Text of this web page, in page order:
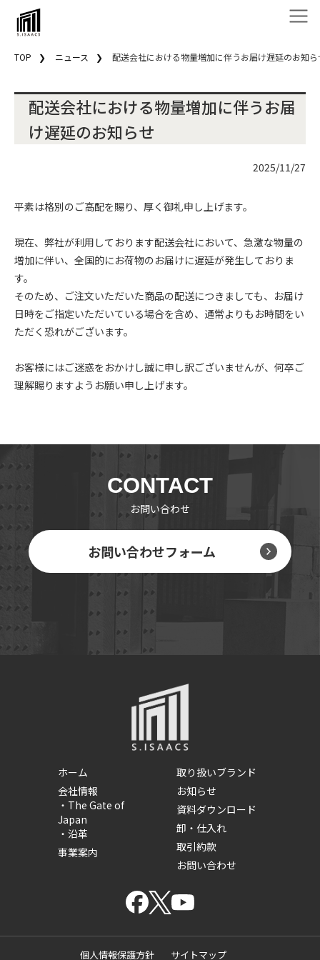
TOP ニュース 配送会社における物量増加に伴うお届け遅延のお知ら
配送会社における物量増加に伴うお届
け遅延のお知らせ
2025/11/27
平素は格別のご高配を賜り、厚く御礼申し上げます。
現在、弊社が利用しております配送会社において、急激な物量の
増加に伴い、全国的にお荷物のお届けに遅延が発生しておりま
す。
そのため、ご注文いただいた商品の配送につきましても、お届け
日時をご指定いただいている場合を含め、通常よりもお時間をい
ただく恐れがございます。
お客様にはご迷惑をおかけし誠に申し訳ございませんが、何卒ご
理解賜りますようお願い申し上げます。
CONTACT
お問い合わせ
お問い合わせフォーム
ホーム
会社情報
・ The Gate of
Japan
・沿革
事業案内
取り扱いブランド
お知らせ
資料ダウンロード
卸・仕入れ
取引約款
お問い合わせ
個人情報保護方針 サイトマップ